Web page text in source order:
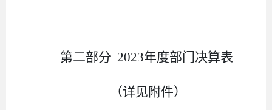
第二部分 2023年度部门决算表
（详见附件）